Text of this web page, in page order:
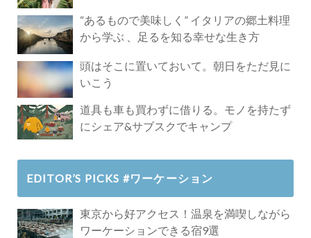
“あるもので美味しく” イタリアの郷土料理
から学ぶ 、足るを知る幸せな生き方
頭はそこに置いておいて。朝日をただ見に
いこう
道具も車も買わずに借りる。モノを持たず
にシェア&サブスクでキャンプ
EDITOR’S PICKS #ワーケーション
東京から好アクセス！温泉を満喫しながら
ワーケーションできる宿9選